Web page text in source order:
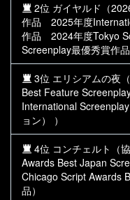
2位 ガイヤルド（
作品 2025年度
作品 2024年度Tokyo
Screenplay最優秀賞作
3位 エリシアムの夜
Best Feature
International
ョン） ）
4位 コンチェルト（
Awards Best Japan
Chicago Script Awards
品）